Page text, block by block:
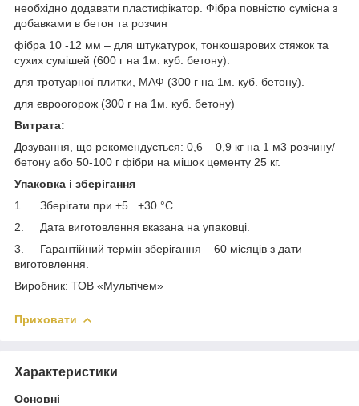
необхідно додавати пластифікатор. Фібра повністю сумісна з
добавками в бетон та розчин
фібра 10 -12 мм – для штукатурок, тонкошарових стяжок та
сухих сумішей (600 г на 1м. куб. бетону).
для тротуарної плитки, МАФ (300 г на 1м. куб. бетону).
для євроогорож (300 г на 1м. куб. бетону)
Витрата:
Дозування, що рекомендується: 0,6 – 0,9 кг на 1 м3 розчину/
бетону або 50-100 г фібри на мішок цементу 25 кг.
Упаковка і зберігання
1. Зберігати при +5...+30 °С.
2. Дата виготовлення вказана на упаковці.
3. Гарантійний термін зберігання – 60 місяців з дати
виготовлення.
Виробник: ТОВ «Мультічем»
Приховати
Характеристики
Основні